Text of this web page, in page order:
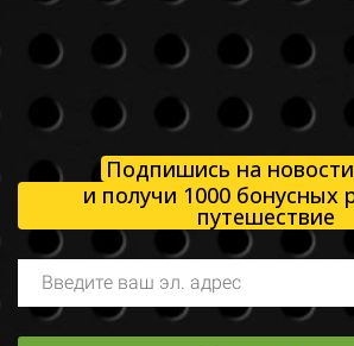
Подпишись на
и получи 1000 бонусных
путешествие